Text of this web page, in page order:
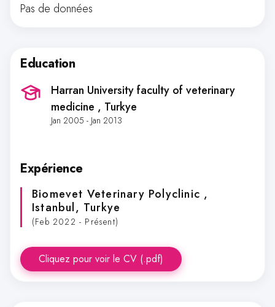
Pas de données
Education
Harran University faculty of veterinary
medicine , Turkye
Jan 2005 - Jan 2013
Expérience
Biomevet Veterinary Polyclinic ,
Istanbul, Turkye
(Feb 2022 - Présent)
Cliquez pour voir le CV (.pdf)